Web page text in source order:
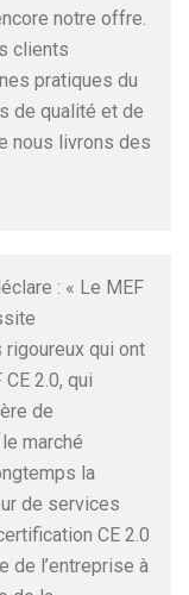
notre offre.
clients
pratiques du
de qualité et de
nous livrons des
: « Le MEF
qui ont
2.0, qui
de
marché
la
de services
CE 2.0
de l’entreprise à